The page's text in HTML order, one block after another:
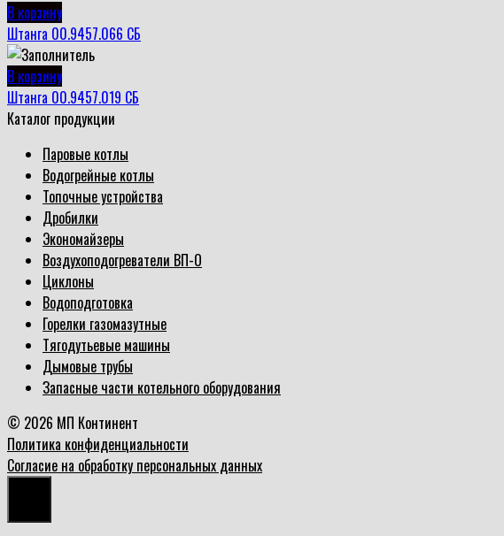
В корзину
Штанга 00.9457.066 СБ
В корзину
Штанга 00.9457.019 СБ
Каталог продукции
Паровые котлы
Водогрейные котлы
Топочные устройства
Дробилки
Экономайзеры
Воздухоподогреватели ВП-О
Циклоны
Водоподготовка
Горелки газомазутные
Тягодутьевые машины
Дымовые трубы
Запасные части котельного оборудования
© 2026 МП Континент
Политика конфиденциальности
Согласие на обработку персональных данных